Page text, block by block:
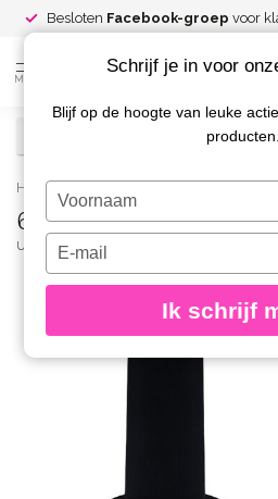
Besloten Facebook-groep voor
MENU
Home / 61 Gelpolish 8 gr.
61 Gelpolish 8 gr.
URBAN NAILS
Schrijf je in voor
Blijf op de hoogte van leuke
producten.
Typ
je
naam
Typ
je
e-
in
Ik schrijf